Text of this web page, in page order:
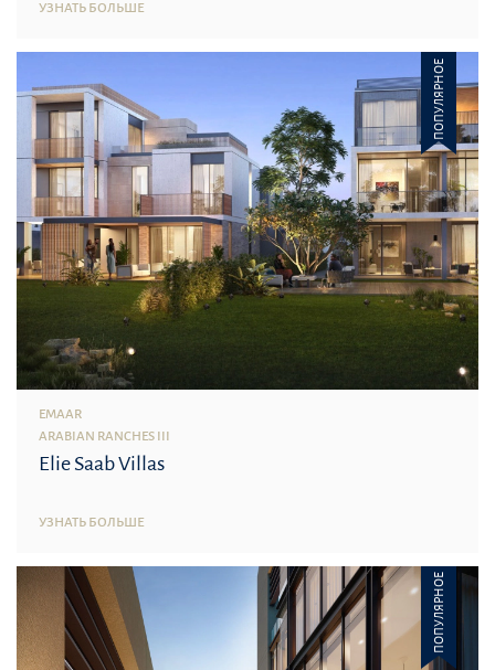
УЗНАТЬ БОЛЬШЕ
ПОПУЛЯРНОЕ
EMAAR
ARABIAN RANCHES III
Elie Saab Villas
УЗНАТЬ БОЛЬШЕ
ПОПУЛЯРНОЕ